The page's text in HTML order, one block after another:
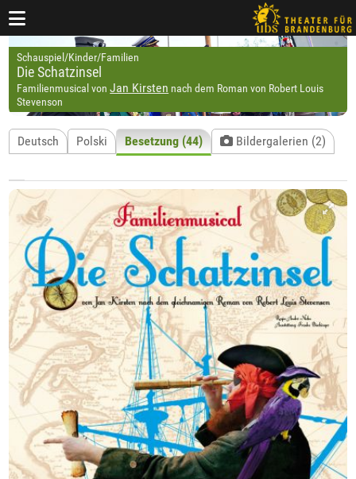
Schauspiel/Kinder/Familien
Die Schatzinsel
Familienmusical vonJan Kirsten nach dem Roman von Robert Louis
Stevenson
Deutsch Polski Besetzung (44) Bildergalerien (2)